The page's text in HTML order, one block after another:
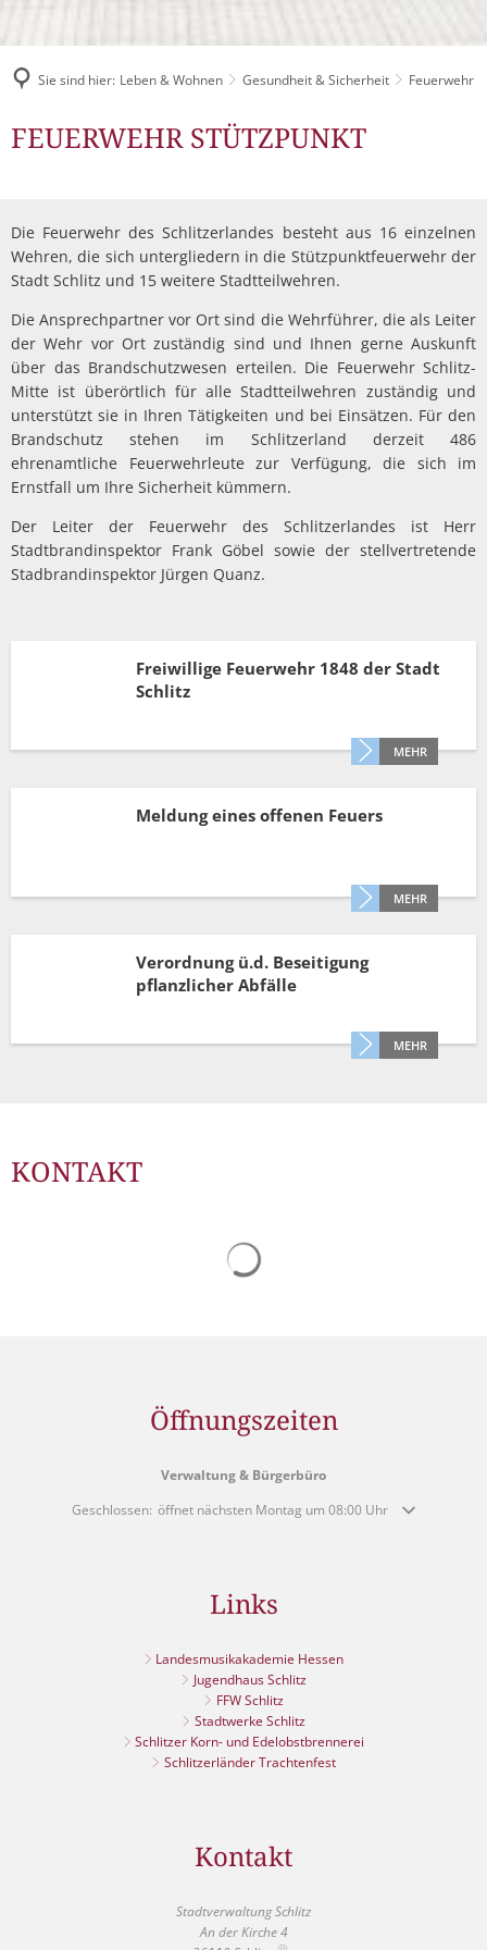
Bürgerhaus
Konzertsaal LMAH
Schlitzer Geschichten
Sie sind hier: Leben & Wohnen Gesundheit & Sicherheit Feuerwehr
Feuerwehr
FEUERWEHR STÜTZPUNKT
Die Feuerwehr des Schlitzerlandes besteht aus 16 einzelnen
Wehren, die sich untergliedern in die Stützpunktfeuerwehr der
Stadt Schlitz und 15 weitere Stadtteilwehren.
Die Ansprechpartner vor Ort sind die Wehrführer, die als Leiter
der Wehr vor Ort zuständig sind und Ihnen gerne Auskunft
über das Brandschutzwesen erteilen. Die Feuerwehr Schlitz-
Mitte ist überörtlich für alle Stadtteilwehren zuständig und
unterstützt sie in Ihren Tätigkeiten und bei Einsätzen. Für den
Brandschutz stehen im Schlitzerland derzeit 486
ehrenamtliche Feuerwehrleute zur Verfügung, die sich im
Ernstfall um Ihre Sicherheit kümmern.
Der Leiter der Feuerwehr des Schlitzerlandes ist Herr
Stadtbrandinspektor Frank Göbel sowie der stellvertretende
Stadbrandinspektor Jürgen Quanz.
Freiwillige Feuerwehr 1848 der Stadt
Schlitz
MEHR
Meldung eines offenen Feuers
MEHR
Verordnung ü.d. Beseitigung
pflanzlicher Abfälle
MEHR
KONTAKT
Öffnungszeiten
Verwaltung & Bürgerbüro
Klicken, um weitere Öffnungs- oder Schließzeiten auszublenden
Geschlossen: öffnet nächsten Montag um 08:00 Uhr
Links
Landesmusikakademie Hessen
Jugendhaus Schlitz
FFW Schlitz
Stadtwerke Schlitz
Schlitzer Korn- und Edelobstbrennerei
Schlitzerländer Trachtenfest
Kontakt
Stadtverwaltung Schlitz
An der Kirche 4